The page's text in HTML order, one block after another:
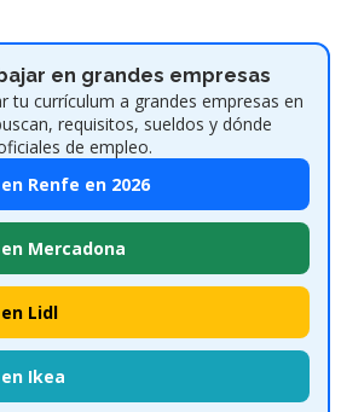
en grandes empresas
tu currículum a grandes empresas en
requisitos, sueldos y dónde
de empleo.
Renfe en 2026
Mercadona
Lidl
Ikea